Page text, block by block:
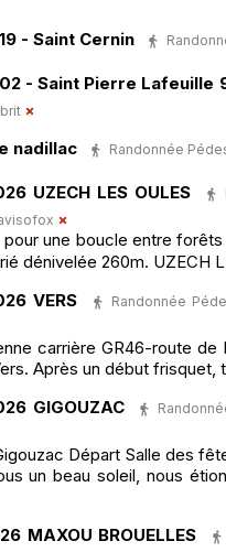
- Saint Cernin
- Saint Pierre Lafeuille
nadillac Randonnée
UZECH LES OULES
une boucle entre forêts
dénivelée 260m. UZECH
VERS
Randonnée
carrière GR46-route
Après un début frisquet,
GIGOUZAC
Départ Salle des
un beau soleil, nous
MAXOU BROUELLES